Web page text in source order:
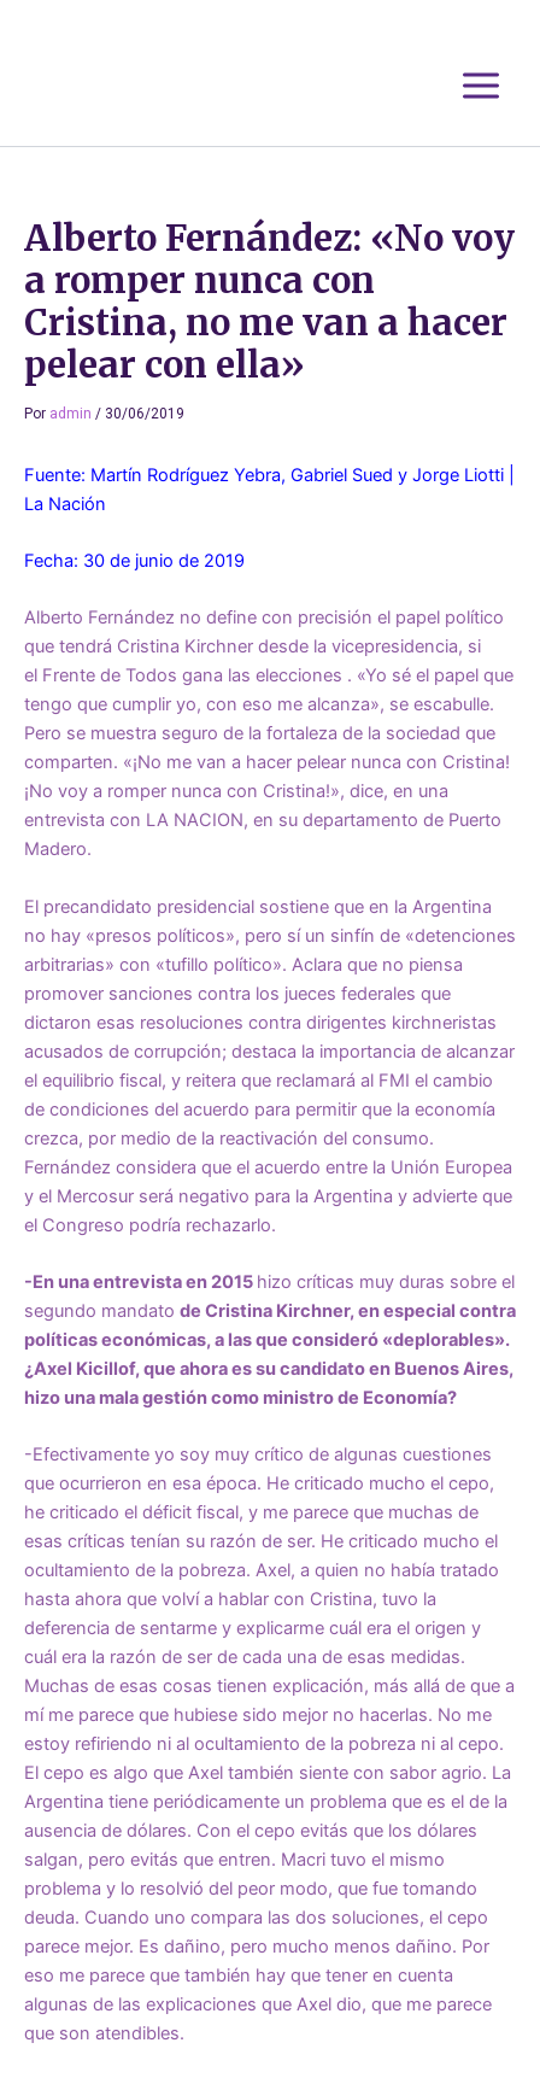
Alberto Fernández: «No voy
a romper nunca con
Cristina, no me van a hacer
pelear con ella»
Por admin / 30/06/2019
Fuente: Martín Rodríguez Yebra, Gabriel Sued y Jorge Liotti |
La Nación
Fecha: 30 de junio de 2019
Alberto Fernández no define con precisión el papel político
que tendrá Cristina Kirchner desde la vicepresidencia, si
el Frente de Todos gana las elecciones . «Yo sé el papel que
tengo que cumplir yo, con eso me alcanza», se escabulle.
Pero se muestra seguro de la fortaleza de la sociedad que
comparten. «¡No me van a hacer pelear nunca con Cristina!
¡No voy a romper nunca con Cristina!», dice, en una
entrevista con LA NACION, en su departamento de Puerto
Madero.
El precandidato presidencial sostiene que en la Argentina
no hay «presos políticos», pero sí un sinfín de «detenciones
arbitrarias» con «tufillo político». Aclara que no piensa
promover sanciones contra los jueces federales que
dictaron esas resoluciones contra dirigentes kirchneristas
acusados de corrupción; destaca la importancia de alcanzar
el equilibrio fiscal, y reitera que reclamará al FMI el cambio
de condiciones del acuerdo para permitir que la economía
crezca, por medio de la reactivación del consumo.
Fernández considera que el acuerdo entre la Unión Europea
y el Mercosur será negativo para la Argentina y advierte que
el Congreso podría rechazarlo.
-En una entrevista en 2015 hizo críticas muy duras sobre el
segundo mandato de Cristina Kirchner, en especial contra
políticas económicas, a las que consideró «deplorables».
¿Axel Kicillof, que ahora es su candidato en Buenos Aires,
hizo una mala gestión como ministro de Economía?
-Efectivamente yo soy muy crítico de algunas cuestiones
que ocurrieron en esa época. He criticado mucho el cepo,
he criticado el déficit fiscal, y me parece que muchas de
esas críticas tenían su razón de ser. He criticado mucho el
ocultamiento de la pobreza. Axel, a quien no había tratado
hasta ahora que volví a hablar con Cristina, tuvo la
deferencia de sentarme y explicarme cuál era el origen y
cuál era la razón de ser de cada una de esas medidas.
Muchas de esas cosas tienen explicación, más allá de que a
mí me parece que hubiese sido mejor no hacerlas. No me
estoy refiriendo ni al ocultamiento de la pobreza ni al cepo.
El cepo es algo que Axel también siente con sabor agrio. La
Argentina tiene periódicamente un problema que es el de la
ausencia de dólares. Con el cepo evitás que los dólares
salgan, pero evitás que entren. Macri tuvo el mismo
problema y lo resolvió del peor modo, que fue tomando
deuda. Cuando uno compara las dos soluciones, el cepo
parece mejor. Es dañino, pero mucho menos dañino. Por
eso me parece que también hay que tener en cuenta
algunas de las explicaciones que Axel dio, que me parece
que son atendibles.